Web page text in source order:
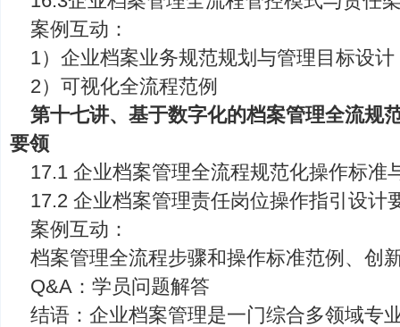
案例互动：
1）企业档案业务规范规划与管理目标设计
2）可视化全流程范例
第十七讲、基于数字化的档案管理全流规
要领
17.1 企业档案管理全流程规范化操作标准
17.2 企业档案管理责任岗位操作指引设计
案例互动：
档案管理全流程步骤和操作标准范例、创
Q&A：学员问题解答
结语：企业档案管理是一门综合多领域专